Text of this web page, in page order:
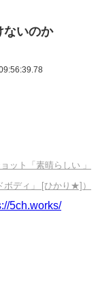
ないのか
ット「素晴らしい 」
ボディ」 [ひかり★]）
5ch.works/